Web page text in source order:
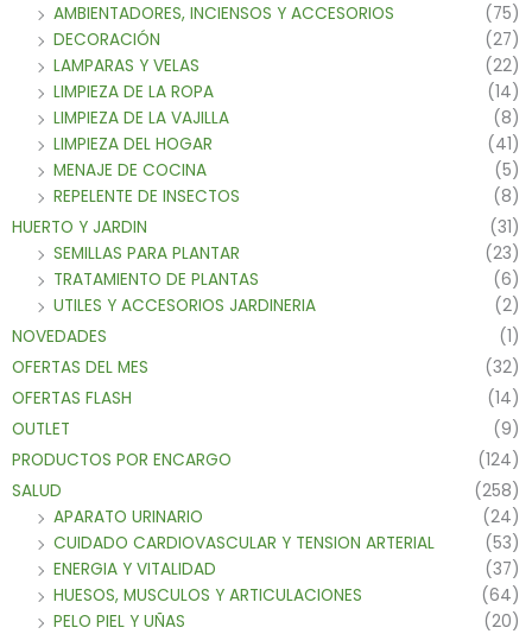
AMBIENTADORES, INCIENSOS Y ACCESORIOS
(75)
DECORACIÓN
(27)
LAMPARAS Y VELAS
(22)
LIMPIEZA DE LA ROPA
(14)
LIMPIEZA DE LA VAJILLA
(8)
LIMPIEZA DEL HOGAR
(41)
MENAJE DE COCINA
(5)
REPELENTE DE INSECTOS
(8)
HUERTO Y JARDIN
(31)
SEMILLAS PARA PLANTAR
(23)
TRATAMIENTO DE PLANTAS
(6)
UTILES Y ACCESORIOS JARDINERIA
(2)
NOVEDADES
(1)
OFERTAS DEL MES
(32)
OFERTAS FLASH
(14)
OUTLET
(9)
PRODUCTOS POR ENCARGO
(124)
SALUD
(258)
APARATO URINARIO
(24)
CUIDADO CARDIOVASCULAR Y TENSION ARTERIAL
(53)
ENERGIA Y VITALIDAD
(37)
HUESOS, MUSCULOS Y ARTICULACIONES
(64)
PELO PIEL Y UÑAS
(20)